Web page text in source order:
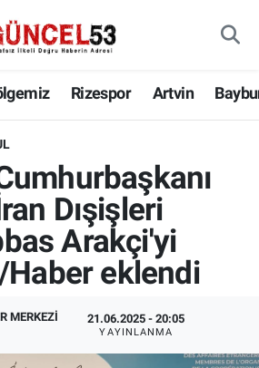
Rizespor Artvin
Dışişleri
Arakçi'yi
eklendi
MERKEZI 21.06.2025 - 20:05
YAYINLANMA